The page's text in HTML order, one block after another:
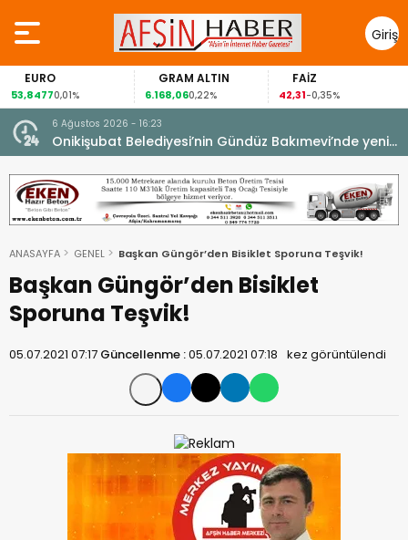
Giriş
Yap
EURO
53,84770,01%
GRAM ALTIN
6.168,060,22%
FAİZ
42,31-0,35%
6 Ağustos 2026 - 16:23
Onikişubat Belediyesi’nin Gündüz Bakımevi’nde yeni
dönemin ön kayıtları başladı.
ANASAYFA GENEL Başkan Güngör’den Bisiklet Sporuna Teşvik!
Başkan Güngör’den Bisiklet
Sporuna Teşvik!
05.07.2021 07:17 Güncellenme :05.07.2021 07:18 kez görüntülendi